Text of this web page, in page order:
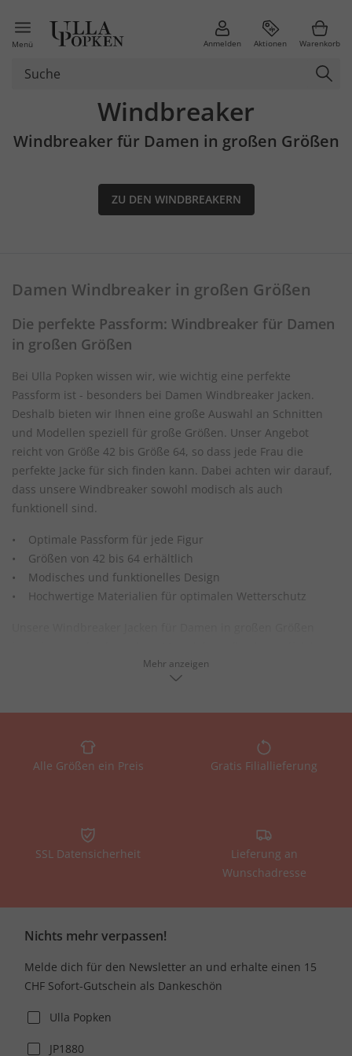
Menü Anmelden Aktionen Warenkorb
Windbreaker
Windbreaker für Damen in großen Größen
ZU DEN WINDBREAKERN
Damen Windbreaker in großen Größen
Die perfekte Passform: Windbreaker für Damen
in großen Größen
Bei Ulla Popken wissen wir, wie wichtig eine perfekte
Passform ist - besonders bei Damen Windbreaker Jacken.
Deshalb bieten wir Ihnen eine große Auswahl an Schnitten
und Modellen speziell für große Größen. Unser Angebot
reicht von Größe 42 bis Größe 64, so dass jede Frau die
perfekte Jacke für sich finden kann. Dabei achten wir darauf,
dass unsere Windbreaker sowohl modisch als auch
funktionell sind.
• Optimale Passform für jede Figur
• Größen von 42 bis 64 erhältlich
• Modisches und funktionelles Design
• Hochwertige Materialien für optimalen Wetterschutz
Schutz vor Wind und Wetter bieten. Die Jacken sind nicht nur
winddicht, sondern auch wasserabweisend und
Verarbeitung unserer Produkte, um eine lange Lebensdauer
und beste Qualität zu gewährleisten.
Wir bieten Ihnen eine große Auswahl an Damen-
Windbreaker-Jacken in verschiedenen Stilen und Farben,
Blau oder trendige Muster - bei uns finden Sie die perfekte
Jacke mit unseren anderen modischen Kleidungsstücken in
großen Größen für einen stilvollen Auftritt.
Damen Windbreaker: funktionale Details für
Mehr anzeigen
Alle Größen ein Preis Gratis Filiallieferung
SSL Datensicherheit
Lieferung an
Wunschadresse
Nichts mehr verpassen!
Melde dich für den Newsletter an und erhalte einen 15
CHF Sofort-Gutschein als Dankeschön
Ulla Popken
JP1880